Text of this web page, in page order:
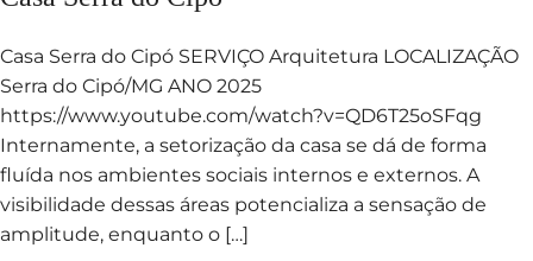
Casa Serra do Cipó SERVIÇO Arquitetura LOCALIZAÇÃO
Serra do Cipó/MG ANO 2025
https://www.youtube.com/watch?v=QD6T25oSFqg
Internamente, a setorização da casa se dá de forma
fluída nos ambientes sociais internos e externos. A
visibilidade dessas áreas potencializa a sensação de
amplitude, enquanto o […]